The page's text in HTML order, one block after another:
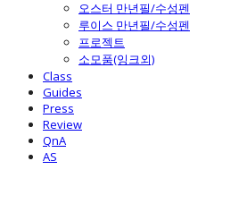
오스터 만년필/수성펜
루이스 만년필/수성펜
프로젝트
소모품(잉크외)
Class
Guides
Press
Review
QnA
AS